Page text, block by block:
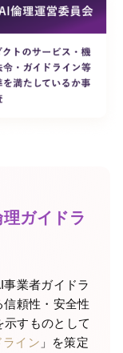
ガイドラ
業者ガイドラ
頼性・安全性
すものとして
ライン 」を策定